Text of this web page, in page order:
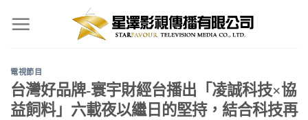
電視節目
台灣好品牌-寰宇財經台播出「凌誠科技×協
益飼料」六載夜以繼日的堅持，結合科技再